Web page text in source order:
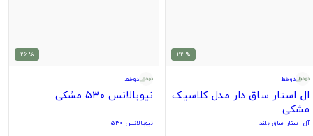
% 22
دوخط
ال استار ساق دار مدل کلاسیک
مشکی
آل استار ساق بلند
% 26
دوخط
نیوبالانس ۵۳۰ مشکی
نیوبالانس ۵۳۰